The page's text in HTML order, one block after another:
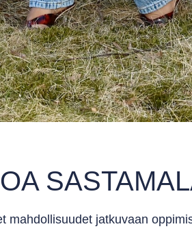
mahdollisuudet jatkuvaan